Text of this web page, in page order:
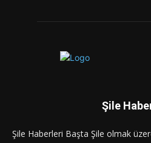
Şile
Şile Haberleri Başta Şile olmak